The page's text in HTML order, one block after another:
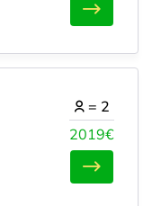
2019€
= 2